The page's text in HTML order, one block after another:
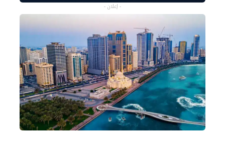
- إعلان -